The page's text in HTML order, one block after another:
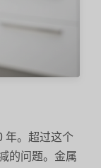
年。超过这个
的问题。金属